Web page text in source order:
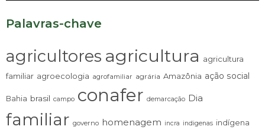
Palavras-chave
agricultores agricultura agricultura
familiar agroecologia agrofamiliar agrária Amazônia ação social
Bahia brasil campo conafer demarcação Dia
familiar governo homenagem incra indigenas indígena